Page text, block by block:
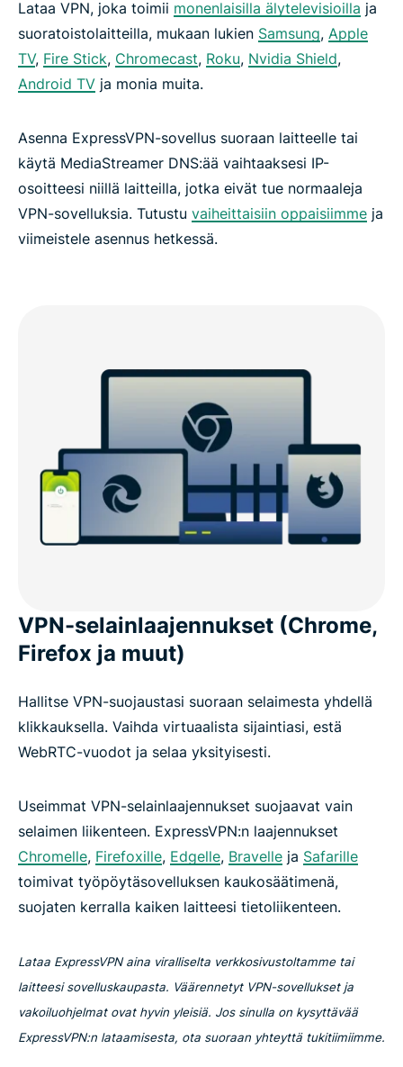
Lataa VPN, joka toimii monenlaisilla älytelevisioilla ja
suoratoistolaitteilla, mukaan lukien Samsung, Apple
TV, Fire Stick, Chromecast, Roku, Nvidia Shield,
Android TV ja monia muita.
Asenna ExpressVPN-sovellus suoraan laitteelle tai
käytä MediaStreamer DNS:ää vaihtaaksesi IP-
osoitteesi niillä laitteilla, jotka eivät tue normaaleja
VPN-sovelluksia. Tutustu vaiheittaisiin oppaisiimme ja
viimeistele asennus hetkessä.
VPN-selainlaajennukset (Chrome,
Firefox ja muut)
Hallitse VPN-suojaustasi suoraan selaimesta yhdellä
klikkauksella. Vaihda virtuaalista sijaintiasi, estä
WebRTC-vuodot ja selaa yksityisesti.
Useimmat VPN-selainlaajennukset suojaavat vain
selaimen liikenteen. ExpressVPN:n laajennukset
Chromelle, Firefoxille, Edgelle, Bravelle ja Safarille
toimivat työpöytäsovelluksen kaukosäätimenä,
suojaten kerralla kaiken laitteesi tietoliikenteen.
Lataa ExpressVPN aina viralliselta verkkosivustoltamme tai
laitteesi sovelluskaupasta. Väärennetyt VPN-sovellukset ja
vakoiluohjelmat ovat hyvin yleisiä. Jos sinulla on kysyttävää
ExpressVPN:n lataamisesta, ota suoraan yhteyttä tukitiimiimme.